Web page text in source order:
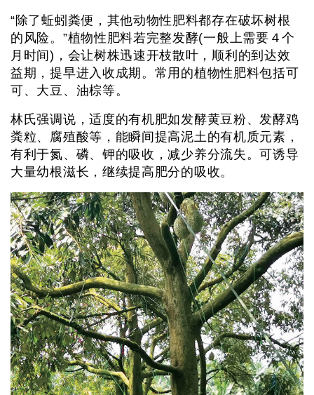
“除了蚯蚓粪便，其他动物性肥料都存在破坏树根
的风险。”植物性肥料若完整发酵(一般上需要４个
月时间)，会让树株迅速开枝散叶，顺利的到达效
益期，提早进入收成期。常用的植物性肥料包括可
可、大豆、油棕等。
林氏强调说，适度的有机肥如发酵黄豆粉、发酵鸡
粪粒、腐殖酸等，能瞬间提高泥土的有机质元素，
有利于氮、磷、钾的吸收，减少养分流失。可诱导
大量幼根滋长，继续提高肥分的吸收。